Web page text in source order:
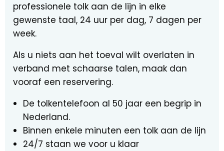
professionele tolk aan de lijn in elke
gewenste taal, 24 uur per dag, 7 dagen per
week.
Als u niets aan het toeval wilt overlaten in
verband met schaarse talen, maak dan
vooraf een reservering.
De tolkentelefoon al 50 jaar een begrip in
Nederland.
Binnen enkele minuten een tolk aan de lijn
24/7 staan we voor u klaar